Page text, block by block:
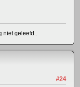
niet geleefd..
#24